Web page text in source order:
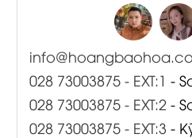
028 73003875 - EXT:1 -
028 73003875 - EXT:2-
028 73003875 - EXT:3 -